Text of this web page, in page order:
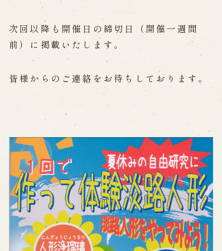
歴史
淡路島と国生み神話
淡路人形独自の演目
淡路人形の広がり
ご利用案内
営業日時・料金 アクセス 館内のご案内
お問い合わせ
よくあるご質問
メールでお問い合わせ
お電話でお問い合わせ
次回以降も開催日の締切日（開催一週間
前）に掲載いたします。
皆様からのご連絡をお待ちしております。